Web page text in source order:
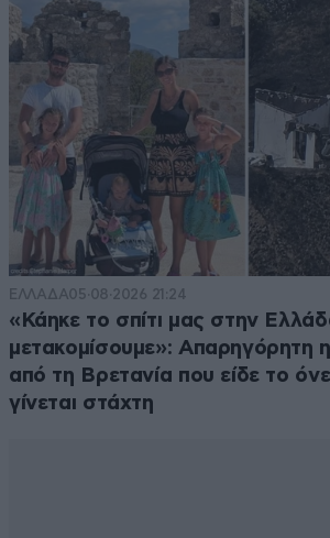
ΕΛΛΑΔΑ05·08·2026 21:24
«Κάηκε το σπίτι μας στην
μετακομίσουμε»: Απαρηγόρητη η
από τη Βρετανία που είδε το
γίνεται στάχτη